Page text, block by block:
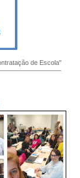
de Escola"